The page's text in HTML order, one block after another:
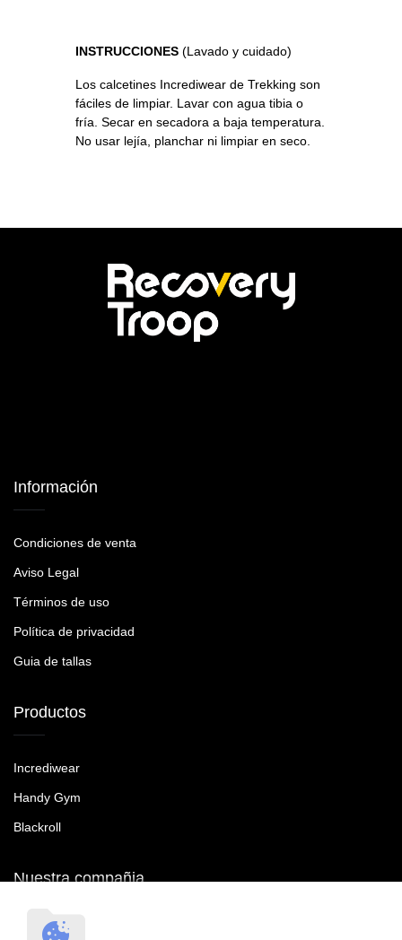
INSTRUCCIONES (Lavado y cuidado)
Los calcetines Incrediwear de Trekking son
fáciles de limpiar. Lavar con agua tibia o
fría. Secar en secadora a baja temperatura.
No usar lejía, planchar ni limpiar en seco.
Información
Condiciones de venta
Aviso Legal
Términos de uso
Política de privacidad
Guia de tallas
Productos
Incrediwear
Handy Gym
Blackroll
Nuestra compañia
RecoveryTroop SL B90465287